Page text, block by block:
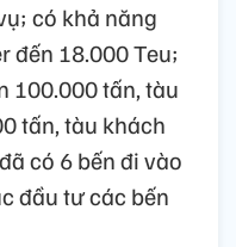
có khả năng
đến 18.000 Teu;
100.000 tấn, tàu
tấn, tàu khách
có 6 bến đi vào
đầu tư các bến